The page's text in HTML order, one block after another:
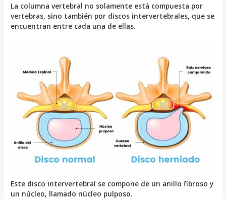
La columna vertebral no solamente está compuesta por
vertebras, sino también por discos intervertebrales, que se
encuentran entre cada una de ellas.
Este disco intervertebral se compone de un anillo fibroso y
un núcleo, llamado núcleo pulposo.